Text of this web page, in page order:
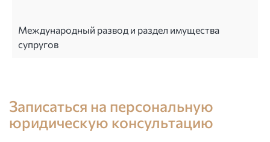
Международный развод и раздел имущества
супругов
Записаться на персональную
юридическую консультацию